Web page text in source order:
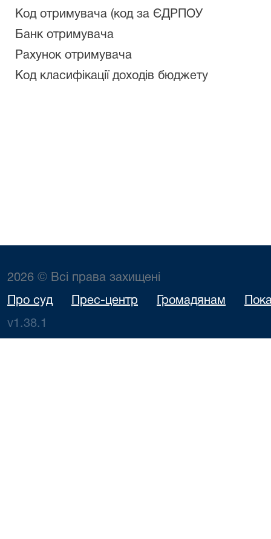
Код отримувача (код за ЄДРПОУ
Банк отримувача
Рахунок отримувача
Код класифікації доходів бюджету
2026 © Всі права захищені
Про суд Прес-центр Громадянам
v1.38.1